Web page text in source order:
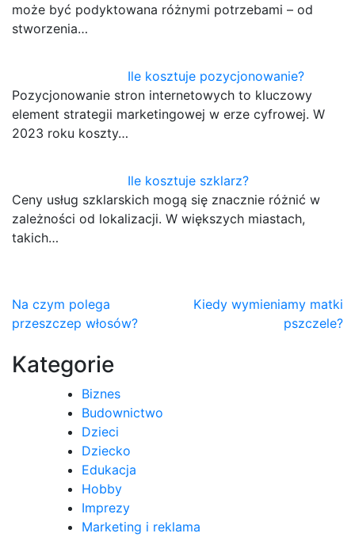
może być podyktowana różnymi potrzebami – od
stworzenia…
Ile kosztuje pozycjonowanie?
Pozycjonowanie stron internetowych to kluczowy
element strategii marketingowej w erze cyfrowej. W
2023 roku koszty…
Ile kosztuje szklarz?
Ceny usług szklarskich mogą się znacznie różnić w
zależności od lokalizacji. W większych miastach,
takich…
Nawigacja
wpisu
Na czym polega
przeszczep włosów?
Kiedy wymieniamy matki
pszczele?
Kategorie
Biznes
Budownictwo
Dzieci
Dziecko
Edukacja
Hobby
Imprezy
Marketing i reklama